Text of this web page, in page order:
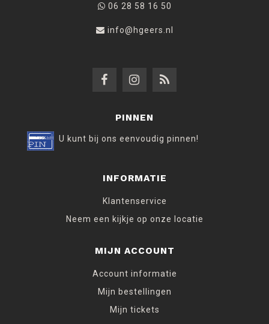
06 28 58 16 50
info@hgeers.nl
PINNEN
U kunt bij ons eenvoudig pinnen!
INFORMATIE
Klantenservice
Neem een kijkje op onze locatie
MIJN ACCOUNT
Account informatie
Mijn bestellingen
Mijn tickets